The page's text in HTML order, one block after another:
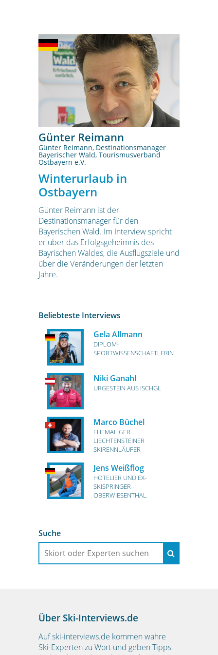
Günter Reimann
Günter Reimann, Destinationsmanager
Bayerischer Wald, Tourismusverband
Ostbayern e.V.
Winterurlaub in
Ostbayern
Günter Reimann ist der
Destinationsmanager für den
Bayerischen Wald. Im Interview spricht
er über das Erfolgsgeheimnis des
Bayrischen Waldes, die Ausflugsziele und
über die Veränderungen der letzten
Jahre.
Beliebteste Interviews
Gela Allmann
DIPLOM-
SPORTWISSENSCHAFTLERIN
Niki Ganahl
URGESTEIN AUS ISCHGL
Marco Büchel
EHEMALIGER
LIECHTENSTEINER
SKIRENNLÄUFER
Jens Weißflog
HOTELIER UND EX-
SKISPRINGER -
OBERWIESENTHAL
Suche
Über Ski-Interviews.de
Auf ski-interviews.de kommen wahre
Ski-Experten zu Wort und geben Tipps